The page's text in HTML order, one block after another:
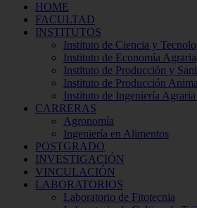
HOME
FACULTAD
INSTITUTOS
Instituto de Ciencia y
Instituto de Economía Agraria
Instituto de Producción y
Instituto de Producción
Instituto de Ingeniería
CARRERAS
Agronomía
Ingeniería en Alimentos
POSTGRADO
INVESTIGACIÓN
VINCULACIÓN
LABORATORIOS
Laboratorio de Fitotecnia